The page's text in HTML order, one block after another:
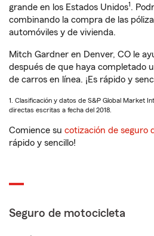
grande en los Estados Unidos1.
combinando la compra de las
automóviles y de vivienda.
Mitch Gardner en Denver, CO le
después de que haya completado
de carros en línea. ¡Es rápido y
1. Clasificación y datos de S&P Global Market
directas escritas a fecha del 2018.
Comience su cotización de seguro
rápido y sencillo!
Seguro de motocicleta